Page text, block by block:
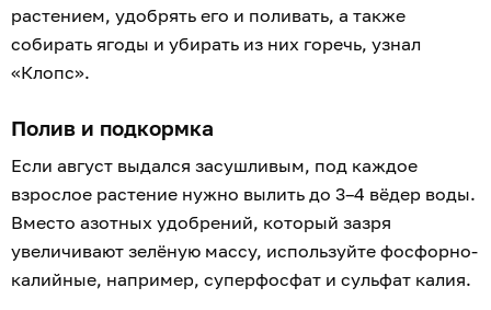
растением, удобрять его и поливать, а также
собирать ягоды и убирать из них горечь, узнал
«Клопс».
Полив и подкормка
Если август выдался засушливым, под каждое
взрослое растение нужно вылить до 3–4 вёдер воды.
Вместо азотных удобрений, который зазря
увеличивают зелёную массу, используйте фосфорно-
калийные, например, суперфосфат и сульфат калия.